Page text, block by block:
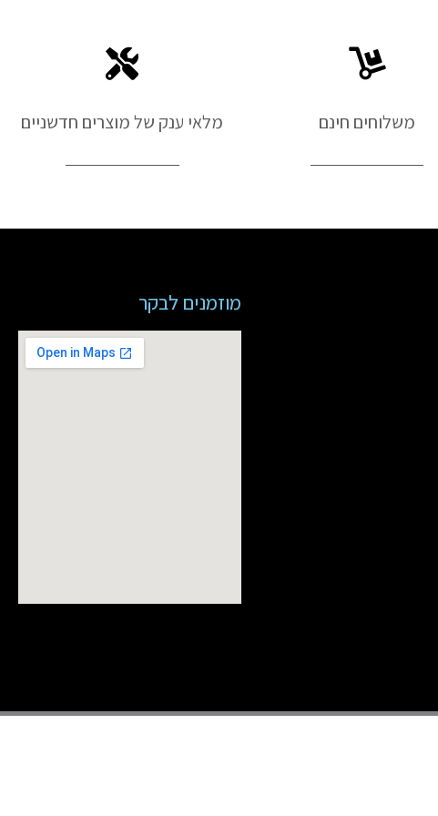
משלוחים חינם מלאי ענק של מוצרים חדשניים
מוזמנים לבקר